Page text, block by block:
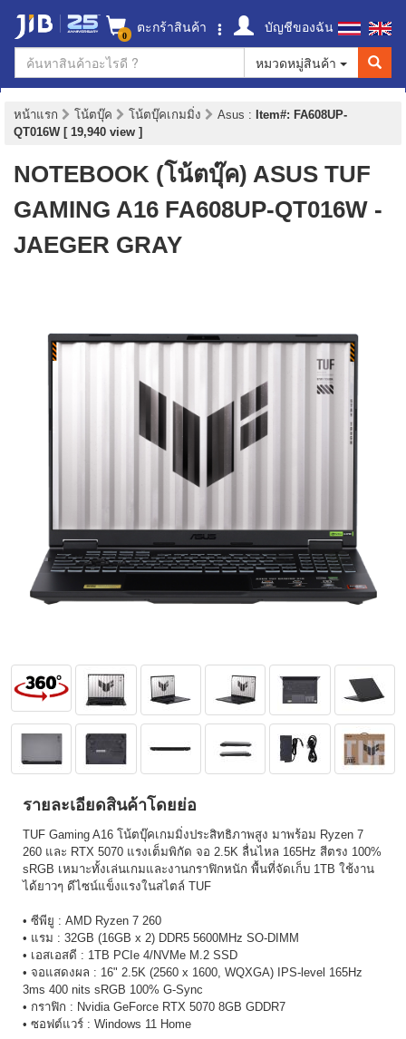
0 ตะกร้าสินค้า
บัญชีของฉัน
หมวดหมู่สินค้า
หน้าแรก โน้ตบุ๊ค โน้ตบุ๊คเกมมิ่ง Asus : Item#: FA608UP-
QT016W [ 19,940 view ]
NOTEBOOK (โน้ตบุ๊ค) ASUS TUF
GAMING A16 FA608UP-QT016W -
JAEGER GRAY
รายละเอียดสินค้าโดยย่อ
TUF Gaming A16 โน้ตบุ๊คเกมมิ่งประสิทธิภาพสูง มาพร้อม Ryzen 7
260 และ RTX 5070 แรงเต็มพิกัด จอ 2.5K ลื่นไหล 165Hz สีตรง 100%
sRGB เหมาะทั้งเล่นเกมและงานกราฟิกหนัก พื้นที่จัดเก็บ 1TB ใช้งาน
ได้ยาวๆ ดีไซน์แข็งแรงในสไตล์ TUF
• ซีพียู : AMD Ryzen 7 260
• แรม : 32GB (16GB x 2) DDR5 5600MHz SO-DIMM
• เอสเอสดี : 1TB PCIe 4/NVMe M.2 SSD
• จอแสดงผล : 16" 2.5K (2560 x 1600, WQXGA) IPS-level 165Hz
3ms 400 nits sRGB 100% G-Sync
• กราฟิก : Nvidia GeForce RTX 5070 8GB GDDR7
• ซอฟต์แวร์ : Windows 11 Home